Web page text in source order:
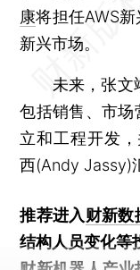
康将担任AWS
新兴市场。
未来，张文翊
包括销售、市场
立和工程开发
西(Andy Jassy)
推荐进入财新数
结构人员变化等